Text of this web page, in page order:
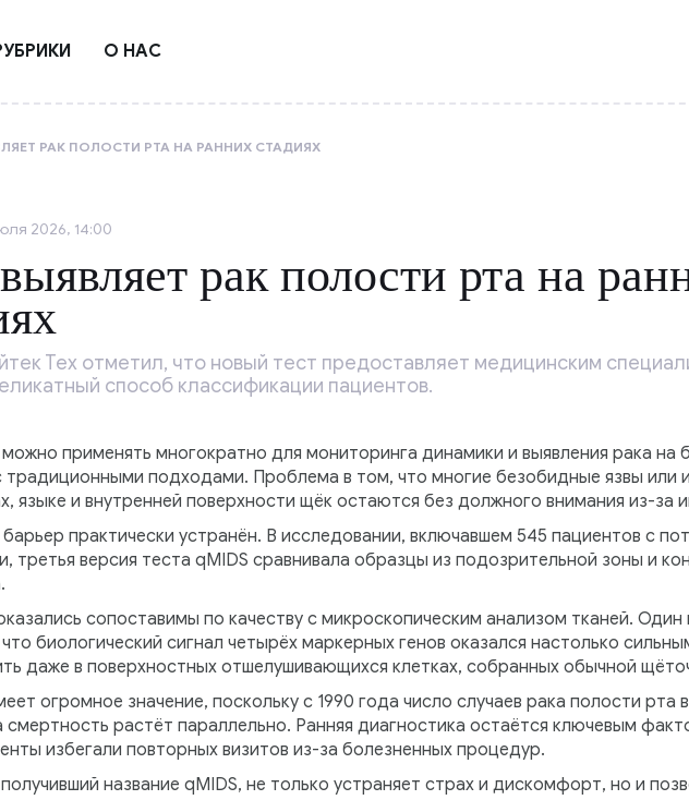
О НАС
РАК ПОЛОСТИ РТА НА РАННИХ СТАДИЯХ
2026, 14:00
рак полости рта на
Тех отметил, что новый тест предоставляет медицинским
способ классификации пациентов.
применять многократно для мониторинга динамики и выявления рака на
традиционными подходами. Проблема в том, что многие безобидные язвы или
языке и внутренней поверхности щёк остаются без должного внимания из-за
практически устранён. В исследовании, включавшем 545 пациентов с
третья версия теста qMIDS сравнивала образцы из подозрительной зоны и
сопоставимы по качеству с микроскопическим анализом тканей.
биологический сигнал четырёх маркерных генов оказался настолько
даже в поверхностных отшелушивающихся клетках, собранных обычной
огромное значение, поскольку с 1990 года число случаев рака полости рта
смертность растёт параллельно. Ранняя диагностика остаётся ключевым
избегали повторных визитов из-за болезненных процедур.
название qMIDS, не только устраняет страх и дискомфорт, но и